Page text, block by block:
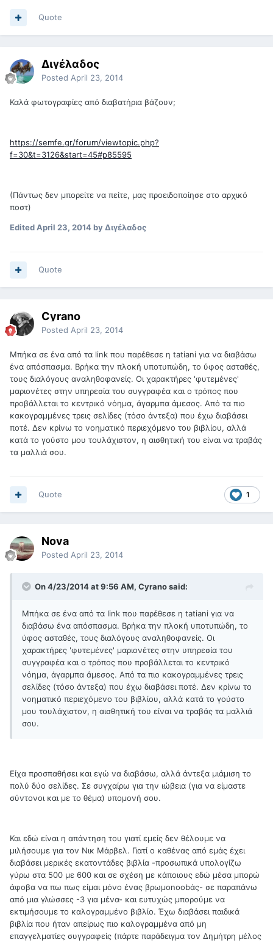
Quote
Διγέλαδος
Posted April 23, 2014
Καλά φωτογραφίες από διαβατήρια βάζουν;
https://semfe.gr/forum/viewtopic.php?
f=30&t=3126&start=45#p85595
(Πάντως δεν μπορείτε να πείτε, μας προειδοποίησε στο αρχικό
ποστ)
EditedApril 23, 2014by Διγέλαδος
Quote
Cyrano
Posted April 23, 2014
Μπήκα σε ένα από τα link που παρέθεσε η tatiani για να διαβάσω
ένα απόσπασμα. Βρήκα την πλοκή υποτυπώδη, το ύφος ασταθές,
τους διαλόγους αναληθοφανείς. Οι χαρακτήρες 'φυτεμένες'
μαριονέτες στην υπηρεσία του συγγραφέα και ο τρόπος που
προβάλλεται το κεντρικό νόημα, άγαρμπα άμεσος. Από τα πιο
κακογραμμένες τρεις σελίδες (τόσο άντεξα) που έχω διαβάσει
ποτέ. Δεν κρίνω το νοηματικό περιεχόμενο του βιβλίου, αλλά
κατά το γούστο μου τουλάχιστον, η αισθητική του είναι να τραβάς
τα μαλλιά σου.
1
Quote
Nova
Posted April 23, 2014
On 4/23/2014 at 9:56 AM, Cyrano said:
Μπήκα σε ένα από τα link που παρέθεσε η tatiani για να
διαβάσω ένα απόσπασμα. Βρήκα την πλοκή υποτυπώδη, το
ύφος ασταθές, τους διαλόγους αναληθοφανείς. Οι
χαρακτήρες 'φυτεμένες' μαριονέτες στην υπηρεσία του
συγγραφέα και ο τρόπος που προβάλλεται το κεντρικό
νόημα, άγαρμπα άμεσος. Από τα πιο κακογραμμένες τρεις
σελίδες (τόσο άντεξα) που έχω διαβάσει ποτέ. Δεν κρίνω το
νοηματικό περιεχόμενο του βιβλίου, αλλά κατά το γούστο
μου τουλάχιστον, η αισθητική του είναι να τραβάς τα μαλλιά
σου.
Είχα προσπαθήσει και εγώ να διαβάσω, αλλά άντεξα μιάμιση το
πολύ δύο σελίδες. Σε συγχαίρω για την ιώβεια (για να είμαστε
σύντονοι και με το θέμα) υπομονή σου.
Και εδώ είναι η απάντηση του γιατί εμείς δεν θέλουμε να
μιλήσουμε για τον Νικ Μάρβελ. Γιατί ο καθένας από εμάς έχει
διαβάσει μερικές εκατοντάδες βιβλία -προσωπικά υπολογίζω
γύρω στα 500 με 600 και σε σχέση με κάποιους εδώ μέσα μπορώ
άφοβα να πω πως είμαι μόνο ένας βρωμοnoobάς- σε παραπάνω
από μια γλώσσες -3 για μένα- και ευτυχώς μπορούμε να
εκτιμήσουμε το καλογραμμένο βιβλίο. Έχω διαβάσει παιδικά
βιβλία που ήταν απείρως πιο καλογραμμένα από μη
επαγγελματίες συγγραφείς (πάρτε παράδειγμα τον Δημήτρη μέλος